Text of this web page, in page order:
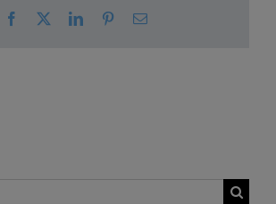
Facebook LinkedInPinterestEmail